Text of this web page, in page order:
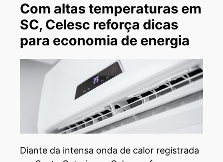
Com altas temperaturas em
SC, Celesc reforça dicas
para economia de energia
Diante da intensa onda de calor registrada